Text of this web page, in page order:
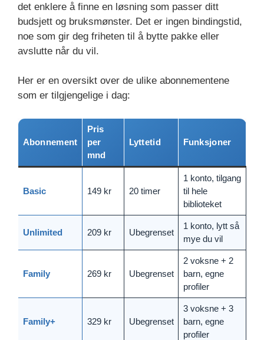
det enklere å finne en løsning som passer ditt
budsjett og bruksmønster. Det er ingen bindingstid,
noe som gir deg friheten til å bytte pakke eller
avslutte når du vil.
Her er en oversikt over de ulike abonnementene
som er tilgjengelige i dag:
Abonnement
Pris
per
mnd
Lyttetid Funksjoner
Basic 149 kr 20 timer
1 konto, tilgang
til hele
biblioteket
Unlimited 209 kr Ubegrenset
1 konto, lytt så
mye du vil
Family 269 kr Ubegrenset
2 voksne + 2
barn, egne
profiler
Family+ 329 kr Ubegrenset
3 voksne + 3
barn, egne
profiler